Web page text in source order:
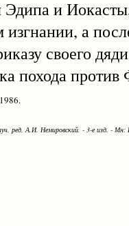
и
а
своего
похода против
ред. А.И. Немировский. - 3-е изд. - Мн: